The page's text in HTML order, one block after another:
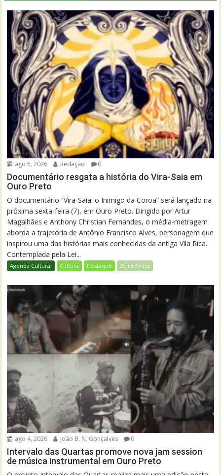
ago 5, 2026 Redação 0
Documentário resgata a história do Vira-Saia em
Ouro Preto
O documentário “Vira-Saia: o Inimigo da Coroa” será lançado na
próxima sexta-feira (7), em Ouro Preto. Dirigido por Artur
Magalhães e Anthony Christian Fernandes, o média-metragem
aborda a trajetória de Antônio Francisco Alves, personagem que
inspirou uma das histórias mais conhecidas da antiga Vila Rica.
Contemplada pela Lei...
Agenda Cultural Cultura Destaque Ouro Preto
ago 4, 2026 João B. N. Gonçalves 0
Intervalo das Quartas promove nova jam session
de música instrumental em Ouro Preto